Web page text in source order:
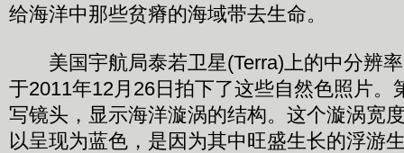
给海洋中那些贫瘠的海域带去生命。
美国宇航局泰若卫星(Terra)上的中分辨率
于2011年12月26日拍下了这些自然色照片。
写镜头，显示海洋漩涡的结构。这个漩涡宽
以呈现为蓝色，是因为其中旺盛生长的浮游